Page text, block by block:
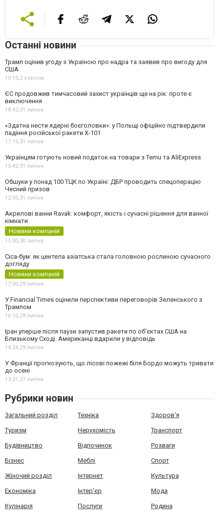
Останні новини
Трамп оцінив угоду з Україною про надра та заявив про вигоду для
США
10:15,2 серпня
ЄС продовжив тимчасовий захист українців ще на рік: проте є
виключення
18:42,31 липня
«Здатна нести ядерні боєголовки»: у Польщі офіційно підтвердили
падіння російської ракети Х-101
17:15,31 липня
Українцям готують новий податок на товари з Temu та AliExpress
15:42,31 липня
Обшуки у понад 100 ТЦК по Україні: ДБР проводить спецоперацію
Чесний призов
12:05,31 липня
Акрилові ванни Ravak: комфорт, якість і сучасні рішення для ванної
кімнати
Новини компаній
15:00,30 липня
Cica-бум: як центела азіатська стала головною рослиною сучасного
догляду
Новини компаній
17:00,29 липня
У Financial Times оцінили перспективи переговорів Зеленського з
Трампом
16:10,29 липня
Іран уперше після паузи запустив ракети по обʼєктах США на
Близькому Сході. Американці вдарили у відповідь
14:24,29 липня
У Франції прогнозують, що лісові пожежі біля Бордо можуть тривати
до осені
13:21,27 липня
Рубрики новин
Загальний розділ Техніка Здоров'я
Туризм Нерухомість Транспорт
Будівництво Відпочинок Розваги
Бізнес Меблі Спорт
Жіночий розділ Інтернет Культура
Економіка Інтер'єр Мода
Кулінарія Послуги Родина